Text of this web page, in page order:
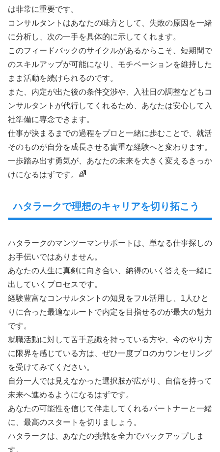
は非常に重要です。
コンサルタントはあなたの味方として、失敗の原因を一緒
に分析し、次の一手を具体的に示してくれます。
このフィードバックのサイクルがあるからこそ、短期間で
のスキルアップが可能になり、モチベーションを維持した
まま活動を続けられるのです。
また、内定が出た後の条件交渉や、入社日の調整などもコ
ンサルタントが代行してくれるため、あなたは安心して入
社準備に専念できます。
仕事が決まるまでの過程をプロと一緒に歩むことで、就活
そのものが自分を成長させる貴重な経験へと変わります。
一歩踏み出す勇気が、あなたの未来を大きく変えるきっか
けになるはずです。🌈
ハタラークで理想のキャリアを切り拓こう
ハタラークのマンツーマンサポートは、単なる仕事探しの
お手伝いではありません。
あなたの人生に真剣に向き合い、納得のいく答えを一緒に
出していくプロセスです。
経験豊富なコンサルタントの知見をフル活用し、1人ひと
りに合った最適なルートで内定を目指せるのが最大の魅力
です。
就職活動に対して苦手意識を持っている方や、今のやり方
に限界を感じている方は、ぜひ一度プロのカウンセリング
を受けてみてください。
自分一人では見えなかった選択肢が広がり、自信を持って
未来へ進めるようになるはずです。
あなたの可能性を信じて伴走してくれるパートナーと一緒
に、最高のスタートを切りましょう。
ハタラークは、あなたの挑戦を全力でバックアップしま
す。